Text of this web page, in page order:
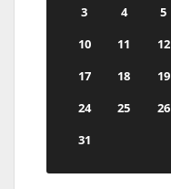
3
4 5
10
11 12
17
18 19
24
25 26
31